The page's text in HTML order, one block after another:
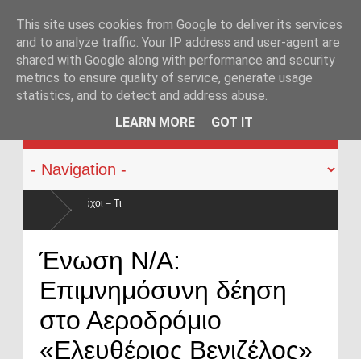
KATEHACKER
ο νόμος
Ένωση Ν/Α:
Επιμνημόσυνη δέηση
στο Αεροδρόμιο
«Ελευθέριος Βενιζέλος»
This site uses cookies from Google to deliver its services
and to analyze traffic. Your IP address and user-agent are
shared with Google along with performance and security
metrics to ensure quality of service, generate usage
statistics, and to detect and address abuse.
LEARN MORE
GOT IT